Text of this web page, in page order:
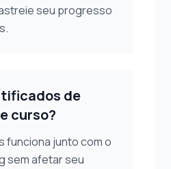
seu progresso
de
curso?
funciona junto com o
sem afetar seu